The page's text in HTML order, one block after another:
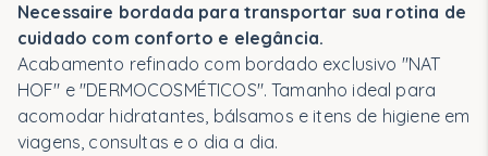
Necessaire bordada para transportar sua rotina de
cuidado com conforto e elegância.
Acabamento refinado com bordado exclusivo "NAT
HOF" e "DERMOCOSMÉTICOS". Tamanho ideal para
acomodar hidratantes, bálsamos e itens de higiene em
viagens, consultas e o dia a dia.